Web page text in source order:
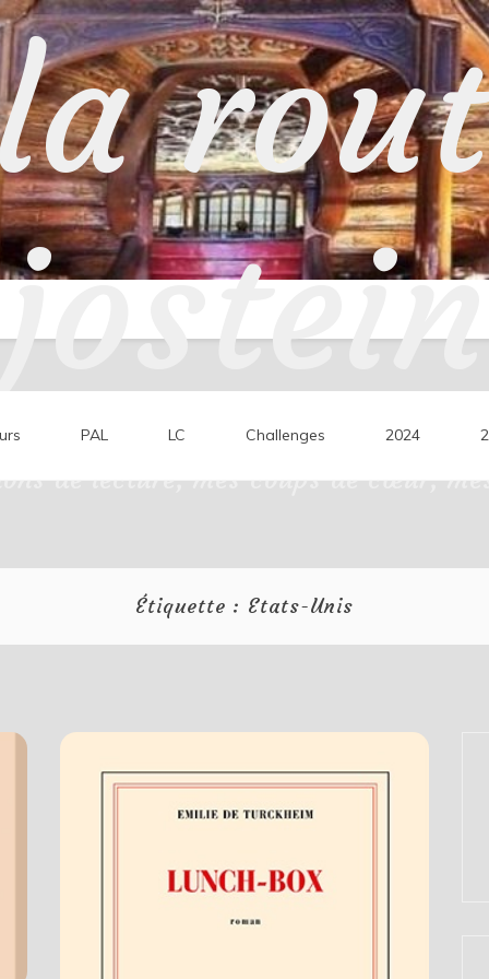
jostein
de lecture, mes coups de cœur,
PAL LC Challenges 2024
Étiquette : Etats-Unis